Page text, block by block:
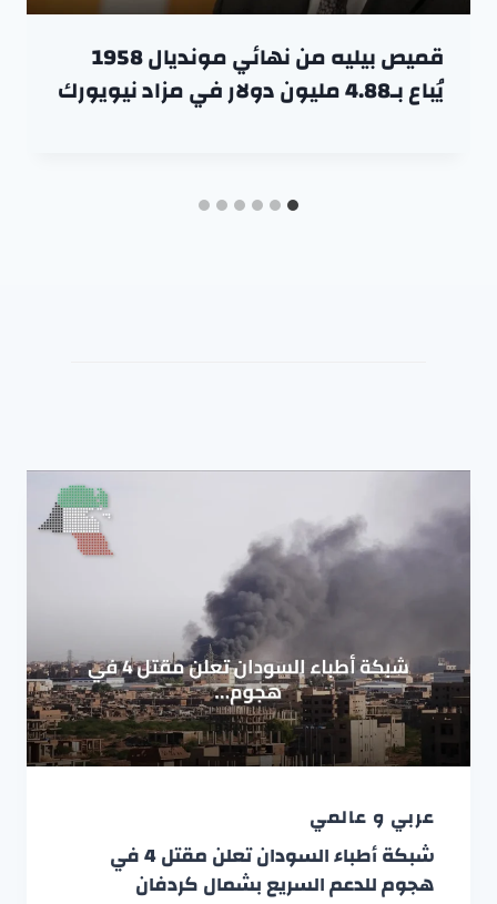
قميص بيليه من نهائي مونديال 1958
يُباع بـ4.88 مليون دولار في مزاد نيويورك
عربي و عالمي
شبكة أطباء السودان تعلن مقتل 4 في
هجوم للدعم السريع بشمال كردفان